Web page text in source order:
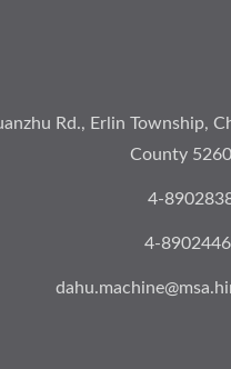
Rd., Erlin Township,
County